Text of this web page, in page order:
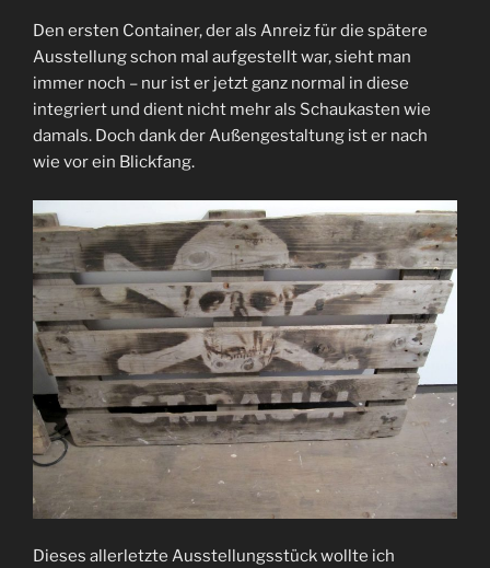
Den ersten Container, der als Anreiz für die spätere
Ausstellung schon mal aufgestellt war, sieht man
immer noch – nur ist er jetzt ganz normal in diese
integriert und dient nicht mehr als Schaukasten wie
damals. Doch dank der Außengestaltung ist er nach
wie vor ein Blickfang.
Dieses allerletzte Ausstellungsstück wollte ich